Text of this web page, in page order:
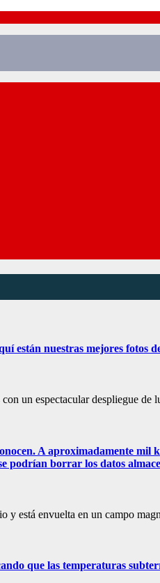
están nuestras mejores fotos
un espectacular despliegue
A aproximadamente
borrar los datos
y está envuelta en un campo
que las temperaturas